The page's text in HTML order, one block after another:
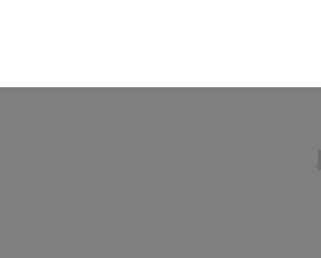
ermöglichen grundlegende